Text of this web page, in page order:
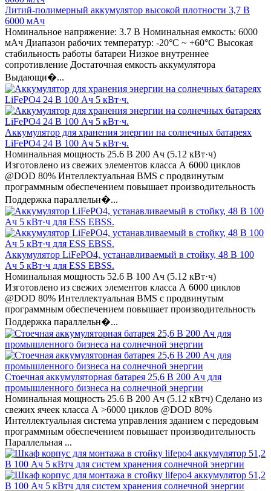
Литий-полимерный аккумулятор высокой плотности 3,7 В
6000 мАч
Номинальное напряжение: 3.7 В Номинальная емкость: 6000
мАч Диапазон рабочих температур: -20°C ~ +60°C Высокая
стабильность работы батареи Низкое внутреннее
сопротивление Достаточная емкость аккумулятора
Выдающи�...
Аккумулятор для хранения энергии на солнечных батареях
LiFePO4 24 В 100 Ач 5 кВт·ч.
Номинальная мощность 25.6 В 200 Ач (5.12 кВт·ч)
Изготовлено из свежих элементов класса А 6000 циклов
@DOD 80% Интеллектуальная BMS с продвинутым
программным обеспечением повышает производительность
Поддержка параллельн�...
Аккумулятор LiFePO4, устанавливаемый в стойку, 48 В 100
Ач 5 кВт·ч для ESS EBSS.
Номинальная мощность 52.6 В 100 Ач (5.12 кВт·ч)
Изготовлено из свежих элементов класса А 6000 циклов
@DOD 80% Интеллектуальная BMS с продвинутым
программным обеспечением повышает производительность
Поддержка параллельн�...
Стоечная аккумуляторная батарея 25,6 В 200 Ач для
промышленного бизнеса на солнечной энергии
Номинальная мощность 25.6 В 200 Ач (5.12 кВтч) Сделано из
свежих ячеек класса А >6000 циклов @DOD 80%
Интеллектуальная система управления зданием с передовым
программным обеспечением повышает производительность
Параллельная ...